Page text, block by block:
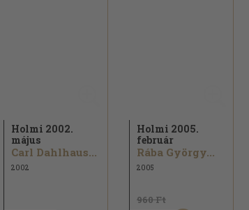
Holmi 2002.
május
Carl Dahlhaus...
2002
Holmi 2005.
február
Rába György...
2005
960 Ft